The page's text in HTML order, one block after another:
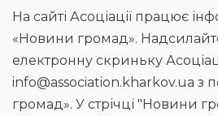
На сайті Асоціації працює
«Новини громад».
електронну скриньку
info@association.kharkov.ua з
громад». У стрічці "Новини